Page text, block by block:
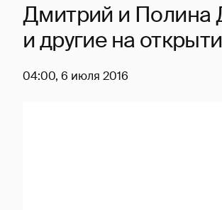
Дмитрий и Полина
и другие на
04:00, 6 июля 2016